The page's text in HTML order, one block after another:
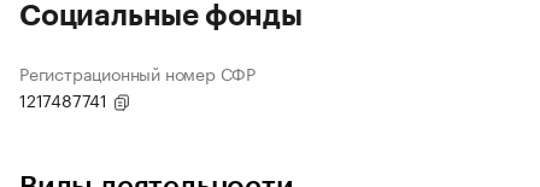
Социальные фонды
Регистрационный номер СФР
1217487741